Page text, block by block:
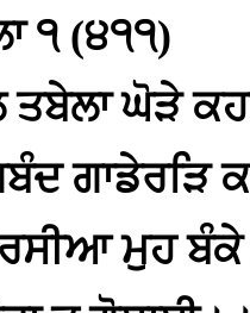
੧ (੪੧੧)
ਤਬੇਲਾ ਘੋੜੇ
ਗਾਡੇਰੜਿ
ਮੁਹ ਬੰਕੇ